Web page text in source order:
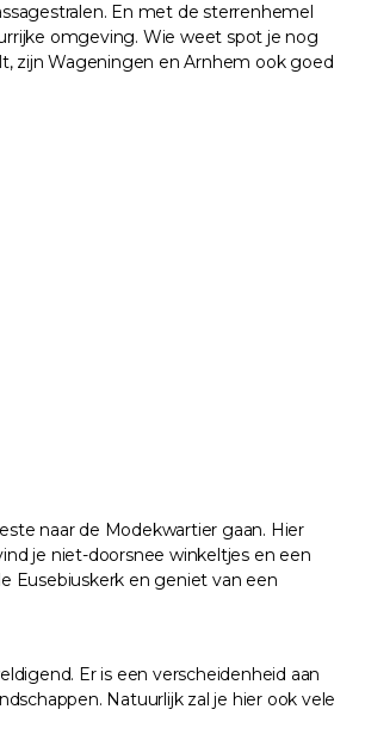
En met de sterrenhemel
omgeving. Wie weet spot je nog
zijn Wageningen en Arnhem ook goed
naar de Modekwartier gaan. Hier
je niet-doorsnee winkeltjes en een
Eusebiuskerk en geniet van een
Er is een verscheidenheid aan
Natuurlijk zal je hier ook vele